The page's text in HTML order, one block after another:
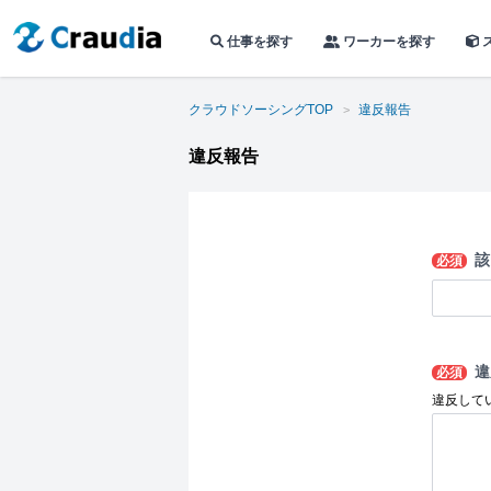
仕事を探す ワーカーを探す
クラウドソーシングTOP 違反報告
違反報告
必須
必須
違反して